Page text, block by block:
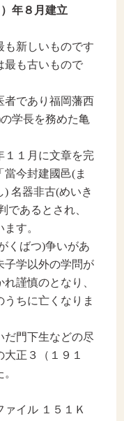
年８月建立
新しいものです
最も古いもので
であり福岡藩西
学長を務めた亀
１月に文章を完
今封建國邑(ま
名器非古(めいき
であるとされ、
す。
くばつ)争いがあ
子学以外の学問が
謹慎のとなり、
ちに亡くなりま
門下生などの尽
正３（１９１
ァイル １５１Ｋ